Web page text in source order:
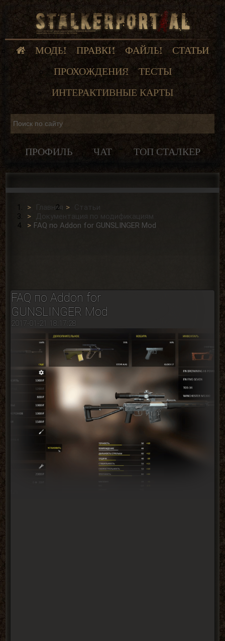
МОДЫ ПРАВКИ ФАЙЛЫ
СТАТЬИ
ПРОХОЖДЕНИЯ
ТЕСТЫ
ИНТЕРАКТИВНЫЕ КАРТЫ
ПРОФИЛЬ ЧАТ ТОП СТАЛКЕР
Главная
Статьи
Документация по модификациям
FAQ по Addon for GUNSLINGER Mod
FAQ по Addon for
GUNSLINGER Mod
2017-01-21 18:17:28